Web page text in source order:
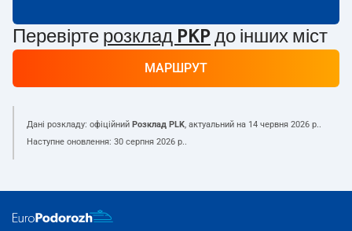
Перевірте розклад PKP до інших міст
МАРШРУТ
Дані розкладу: офіційний Розклад PLK, актуальний на 14 червня 2026 р..
Наступне оновлення: 30 серпня 2026 р..